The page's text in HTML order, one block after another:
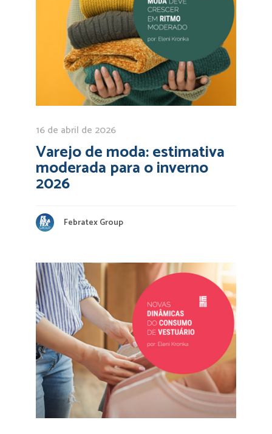
16 de abril de 2026
Varejo de moda: estimativa
moderada para o inverno
2026
Febratex Group